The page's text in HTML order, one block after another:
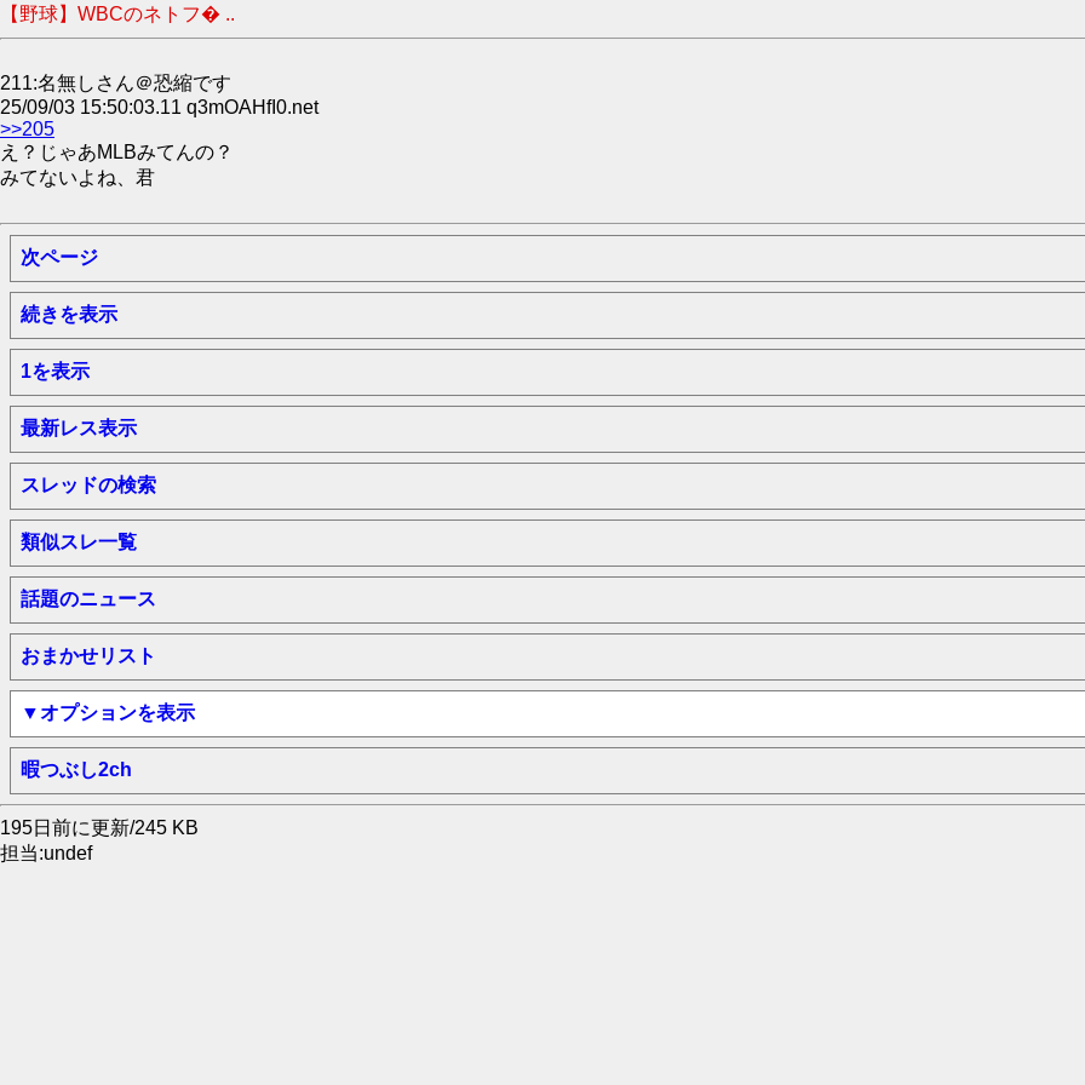
【野球】WBCのネトフ� ..
211:名無しさん＠恐縮です
25/09/03 15:50:03.11 q3mOAHfI0.net
>>205
え？じゃあMLBみてんの？
みてないよね、君
次ページ
続きを表示
1を表示
最新レス表示
スレッドの検索
類似スレ一覧
話題のニュース
おまかせリスト
▼オプションを表示
暇つぶし2ch
195日前に更新/245 KB
担当:undef